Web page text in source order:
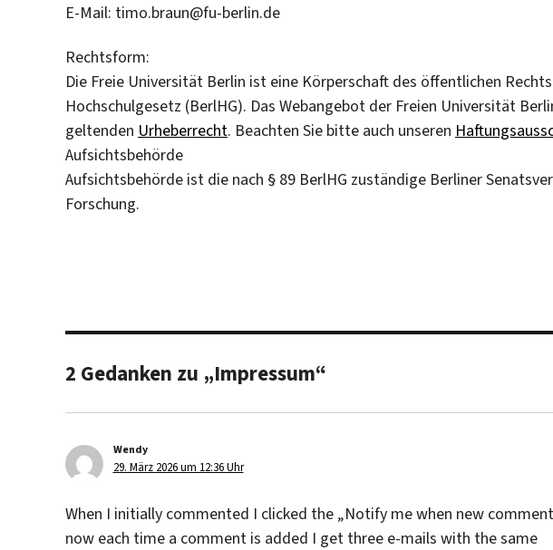
E-Mail: timo.braun@fu-berlin.de
Rechtsform:
Die Freie Universität Berlin ist eine Körperschaft des öffentlichen
Hochschulgesetz (BerlHG). Das Webangebot der Freien Universität
geltenden Urheberrecht. Beachten Sie bitte auch unseren
Aufsichtsbehörde
Aufsichtsbehörde ist die nach § 89 BerlHG zuständige Berliner
Forschung.
2 Gedanken zu „Impressum“
Wendysagt:
29. März 2026 um 12:36 Uhr
When I initially commented I clicked the „Notify me when new
now each time a comment is added I get three e-mails with the same